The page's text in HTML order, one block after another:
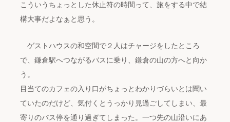
こういうちょっとした休止符の時間って、旅をする中で結
構大事だよなぁと思う。
ゲストハウスの和空間で２人はチャージをしたところ
で、鎌倉駅へつながるバスに乗り、鎌倉の山の方へと向か
う。
目当てのカフェの入り口がちょっとわかりづらいとは聞い
ていたのだけど、気付くとうっかり見過ごしてしまい、最
寄りのバス停を通り過ぎてしまった。一つ先の山沿いにあ